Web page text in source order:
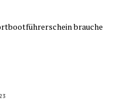
brauche